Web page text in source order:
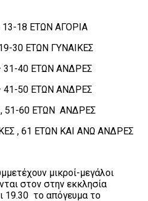
13-18 ΕΤΩΝ ΑΓΟΡΙΑ
30 ΕΤΩΝ ΓΥΝΑΙΚΕΣ
31-40 ΕΤΩΝ ΑΝΔΡΕΣ
41-50 ΕΤΩΝ ΑΝΔΡΕΣ
51-60 ΕΤΩΝ ΑΝΔΡΕΣ
, 61 ΕΤΩΝ ΚΑΙ ΑΝΩ ΑΝΔΡΕΣ
μικροί-μεγάλοι
στον στην εκκλησία
19.30 το απόγευμα το